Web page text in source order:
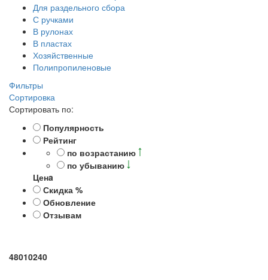
Для раздельного сбора
С ручками
В рулонах
В пластах
Хозяйственные
Полипропиленовые
Фильтры
Сортировка
Сортировать по:
Популярность
Рейтинг
по возрастанию
по убыванию
Ценa
Скидка %
Обновление
Отзывам
48010240